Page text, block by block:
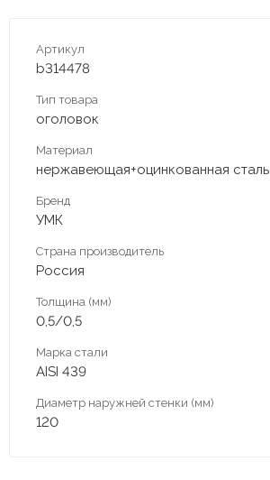
Артикул
b314478
Тип товара
оголовок
Материал
нержавеющая+оцинкованная сталь
Бренд
УМК
Страна производитель
Россия
Толщина (мм)
0,5/0,5
Марка стали
AISI 439
Диаметр наружней стенки (мм)
120